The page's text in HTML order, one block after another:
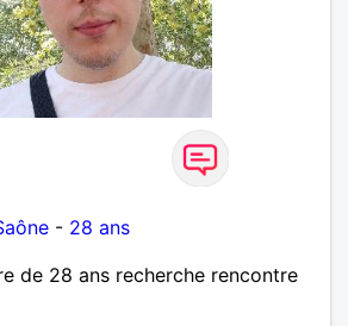
- 28 ans
de 28 ans recherche rencontre